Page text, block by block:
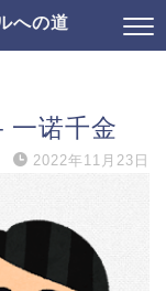
への道
诺千金
2022年11月23日